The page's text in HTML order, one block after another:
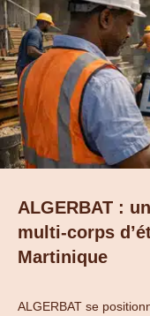
ALGERBAT :
multi-corps
Martinique
ALGERBAT se